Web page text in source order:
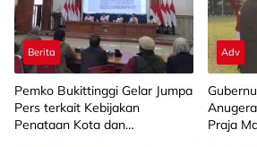
Berita
Pemko Bukittinggi Gelar Jumpa
Pers terkait Kebijakan
Penataan Kota dan
Adv
Praja